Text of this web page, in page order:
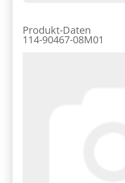
Produkt-Daten
114-90467-08M01